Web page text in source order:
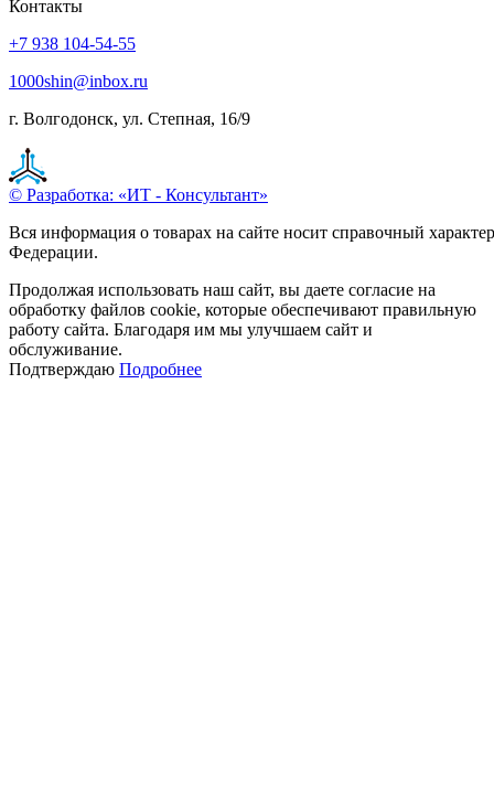
Контакты
+7 938 104-54-55
1000shin@inbox.ru
г. Волгодонск, ул. Степная, 16/9
© Разработка: «ИТ - Консультант»
Вся информация о товарах на сайте носит справочный
Федерации.
Продолжая использовать наш сайт, вы даете согласие на
обработку файлов cookie, которые обеспечивают правильную
работу сайта. Благодаря им мы улучшаем сайт и
обслуживание.
Подтверждаю Подробнее